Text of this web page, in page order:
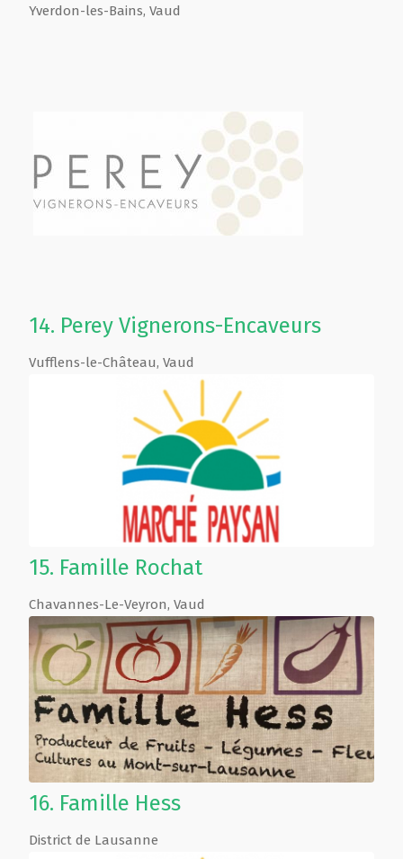
Yverdon-les-Bains, Vaud
14. Perey Vignerons-Encaveurs
Vufflens-le-Château, Vaud
15. Famille Rochat
Chavannes-Le-Veyron, Vaud
16. Famille Hess
District de Lausanne